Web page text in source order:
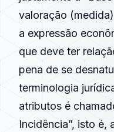
valoração
a expressão
que deve ter
pena de se
terminologia
atributos é
Incidência”, isto é,